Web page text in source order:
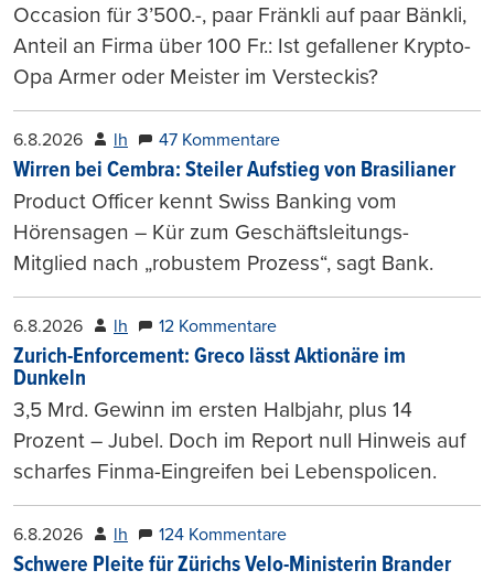
Occasion für 3’500.-, paar Fränkli auf paar Bänkli,
Anteil an Firma über 100 Fr.: Ist gefallener Krypto-
Opa Armer oder Meister im Versteckis?
6.8.2026 lh 47 Kommentare
Wirren bei Cembra: Steiler Aufstieg von Brasilianer
Product Officer kennt Swiss Banking vom
Hörensagen – Kür zum Geschäftsleitungs-
Mitglied nach „robustem Prozess“, sagt Bank.
6.8.2026 lh 12 Kommentare
Zurich-Enforcement: Greco lässt Aktionäre im
Dunkeln
3,5 Mrd. Gewinn im ersten Halbjahr, plus 14
Prozent – Jubel. Doch im Report null Hinweis auf
scharfes Finma-Eingreifen bei Lebenspolicen.
6.8.2026 lh 124 Kommentare
Schwere Pleite für Zürichs Velo-Ministerin Brander